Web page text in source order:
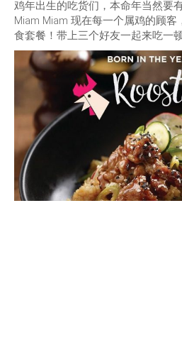
鸡年出生的吃货们，本命年当然要
Miam Miam 现在每一个属鸡的顾
食套餐！带上三个好友一起来吃一